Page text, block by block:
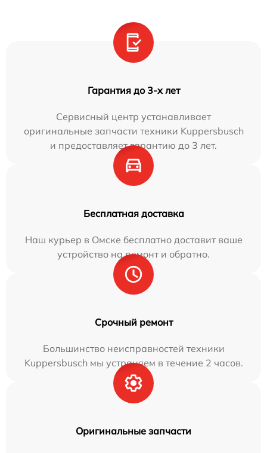
Гарантия до 3-х лет
Сервисный центр устанавливает
оригинальные запчасти техники Kuppersbusch
и предоставляет гарантию до 3 лет.
Бесплатная доставка
Наш курьер в Омске бесплатно доставит ваше
устройство на ремонт и обратно.
Срочный ремонт
Большинство неисправностей техники
Kuppersbusch мы устраняем в течение 2 часов.
Оригинальные запчасти